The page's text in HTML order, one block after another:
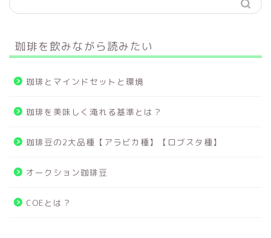
珈琲を飲みながら読みたい
珈琲とマインドセットと環境
珈琲を美味しく淹れる基準とは？
珈琲豆の2大品種【アラビカ種】【ロブスタ種】
オークション珈琲豆
COEとは？